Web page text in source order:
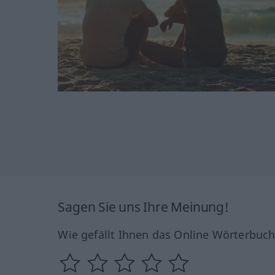
Sagen Sie uns Ihre Meinung!
Wie gefällt Ihnen das Online